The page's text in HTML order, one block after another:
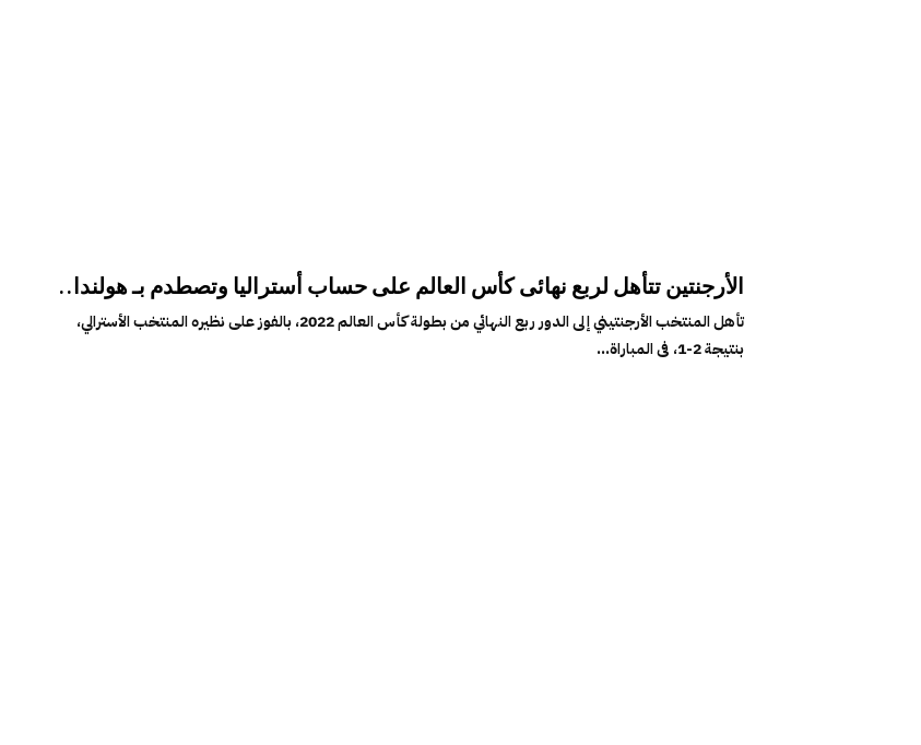
الأرجنتين تتأهل لربع نهائى كأس العالم على حساب أستراليا وتصطدم بـ هولندا..
تأهل المنتخب الأرجنتيني إلى الدور ربع النهائي من بطولة كأس العالم 2022، بالفوز على نظيره المنتخب الأسترالي،
بنتيجة 2-1، فى المباراة...